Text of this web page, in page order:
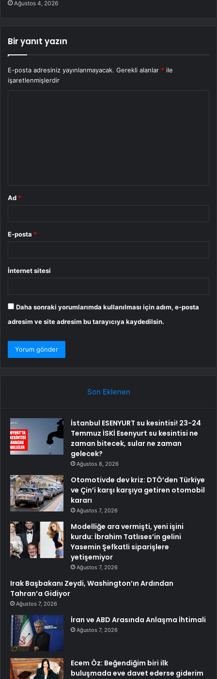
Ağustos 4, 2026
Bir yanıt yazın
E-posta adresiniz yayınlanmayacak. Gerekli alanlar * ile
işaretlenmişlerdir
Ad *
E-posta *
İnternet sitesi
Daha sonraki yorumlarımda kullanılması için adım, e-posta
adresim ve site adresim bu tarayıcıya kaydedilsin.
Son Eklenen
İstanbul ESENYURT su kesintisi! 23-24
Temmuz İSKİ Esenyurt su kesintisi ne
zaman bitecek, sular ne zaman
gelecek?
Ağustos 8, 2026
Otomotivde dev kriz: DTÖ’den Türkiye
ve Çin’i karşı karşıya getiren otomobil
kararı
Ağustos 7, 2026
Modelliğe ara vermişti, yeni işini
kurdu: İbrahim Tatlıses’in gelini
Yasemin Şefkatli siparişlere
yetişemiyor
Ağustos 7, 2026
Irak Başbakanı Zeydi, Washington’ın Ardından
Tahran’a Gidiyor
Ağustos 7, 2026
İran ve ABD Arasında Anlaşma İhtimali
Ağustos 7, 2026
Ecem Öz: Beğendiğim biri ilk
buluşmada eve davet ederse giderim